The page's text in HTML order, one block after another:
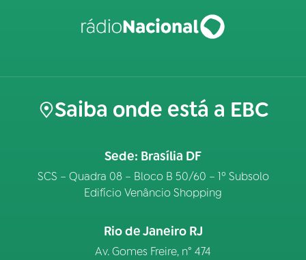
Saiba onde está a EBC
Sede: Brasília DF
SCS – Quadra 08 – Bloco B 50/60 – 1º Subsolo
Edifício Venâncio Shopping
Rio de Janeiro RJ
Av. Gomes Freire, n° 474